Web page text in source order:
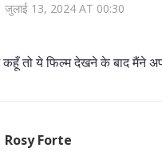
जुलाई 13, 2024 AT 00:30
तो ये फिल्म देखने के बाद मैंने
Rosy Forte